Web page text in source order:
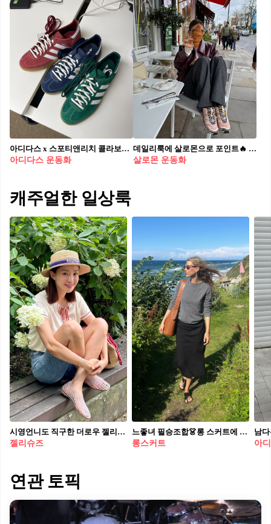
아디다스 x 스포티앤리치 콜라보👀 2/27 오후 5시, 스페지알 운동화 기대되는데?
아디다스 운동화
데일리룩에 살로몬으로 포인트🔥 스트릿, 캐주얼, 아웃도어 다 되는 만능템
살로몬 운동화
캐주얼한 일상룩
시영언니도 직구한 더로우 젤리슈즈🪼🫧 캐주얼한 룩에 찰떡! 매력적인 라운드쉐입까지✨
젤리슈즈
느좋녀 필승조합👗롱 스커트에 니트🧶
롱스커트
남
아
연관 토픽